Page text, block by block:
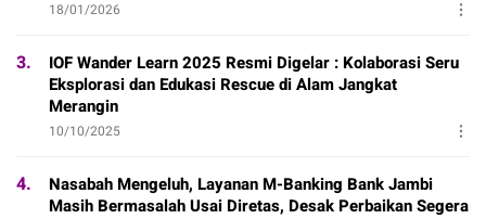
18/01/2026
3.
IOF Wander Learn 2025 Resmi Digelar : Kolaborasi Seru
Eksplorasi dan Edukasi Rescue di Alam Jangkat
Merangin
10/10/2025
4.
Nasabah Mengeluh, Layanan M-Banking Bank Jambi
Masih Bermasalah Usai Diretas, Desak Perbaikan Segera